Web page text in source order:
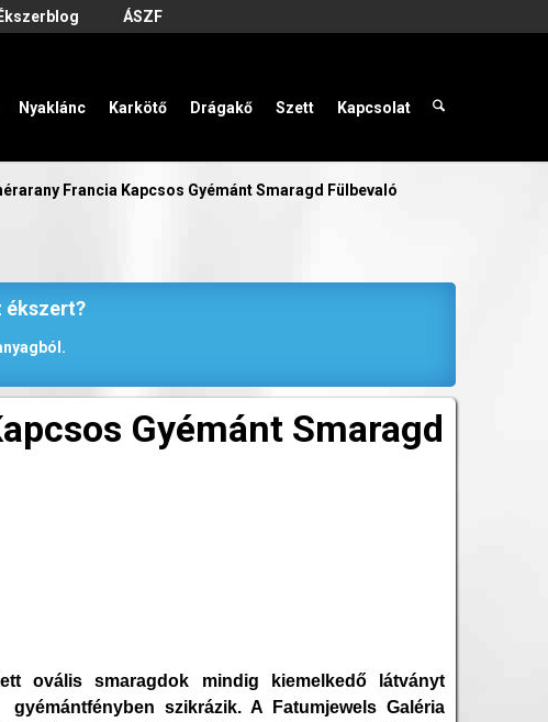
Ékszerblog ÁSZF
Nyaklánc Karkötő Drágakő Szett Kapcsolat
Francia Kapcsos Gyémánt Smaragd Fülbevaló
ékszert?
Gyémánt Smaragd
ovális smaragdok mindig kiemelkedő látványt
szikrázik. A Fatumjewels Galéria